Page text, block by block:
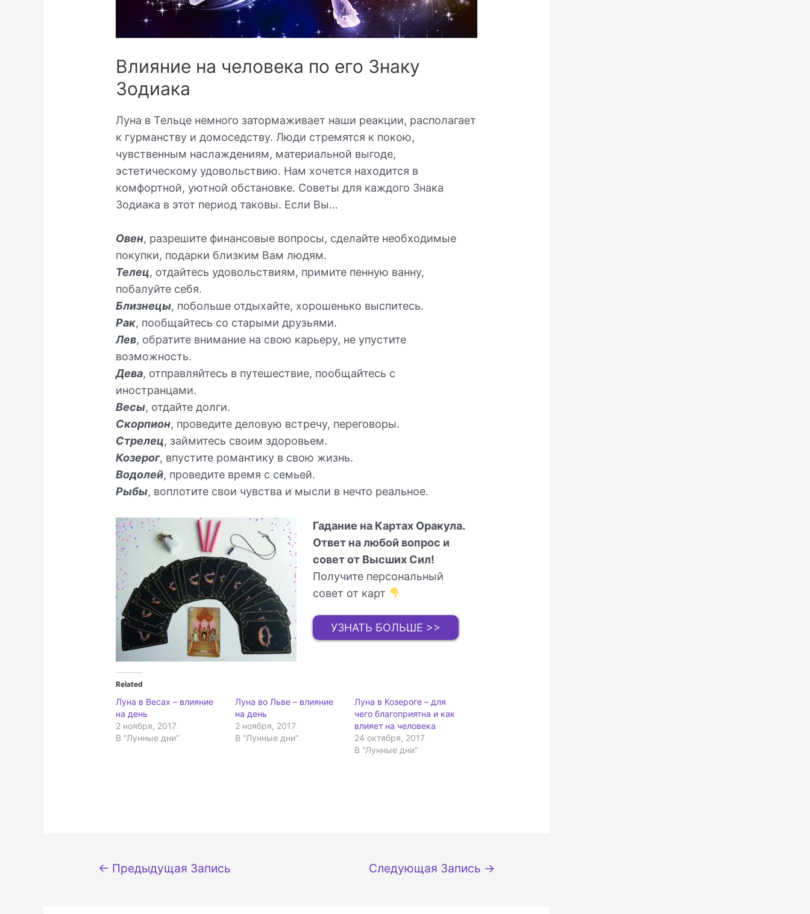
Влияние на человека по его Знаку
Зодиака
Луна в Тельце немного затормаживает наши реакции, располагает
к гурманству и домоседству. Люди стремятся к покою,
чувственным наслаждениям, материальной выгоде,
эстетическому удовольствию. Нам хочется находится в
комфортной, уютной обстановке. Советы для каждого Знака
Зодиака в этот период таковы. Если Вы…
Овен, разрешите финансовые вопросы, сделайте необходимые
покупки, подарки близким Вам людям.
Телец, отдайтесь удовольствиям, примите пенную ванну,
побалуйте себя.
Близнецы, побольше отдыхайте, хорошенько выспитесь.
Рак, пообщайтесь со старыми друзьями.
Лев, обратите внимание на свою карьеру, не упустите
возможность.
Дева, отправляйтесь в путешествие, пообщайтесь с
иностранцами.
Весы, отдайте долги.
Скорпион, проведите деловую встречу, переговоры.
Стрелец, займитесь своим здоровьем.
Козерог, впустите романтику в свою жизнь.
Водолей, проведите время с семьей.
Рыбы, воплотите свои чувства и мысли в нечто реальное.
Гадание на Картах Оракула.
Ответ на любой вопрос и
совет от Высших Сил!
Получите персональный
совет от карт
УЗНАТЬ БОЛЬШЕ >>
Related
Луна в Весах – влияние
на день
2 ноября, 2017
В "Лунные дни"
Луна во Льве – влияние
на день
2 ноября, 2017
В "Лунные дни"
Луна в Козероге – для
чего благоприятна и как
влияет на человека
24 октября, 2017
В "Лунные дни"
Навигация
← Предыдущая Запись Следующая Запись →